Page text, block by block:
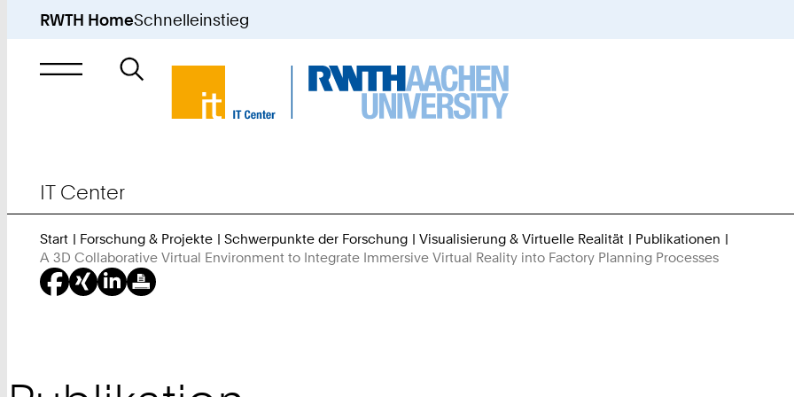
RWTH HomeSchnelleinstieg
Suche
nach
IT Center
Start Forschung & Projekte Schwerpunkte der Forschung Visualisierung & Virtuelle Realität
Publikationen
A 3D Collaborative Virtual Environment to Integrate Immersive Virtual Reality into Factory Planning Processes